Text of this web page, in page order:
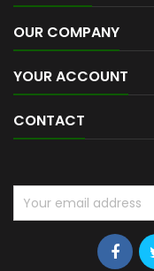
OUR COMPANY
YOUR ACCOUNT
CONTACT